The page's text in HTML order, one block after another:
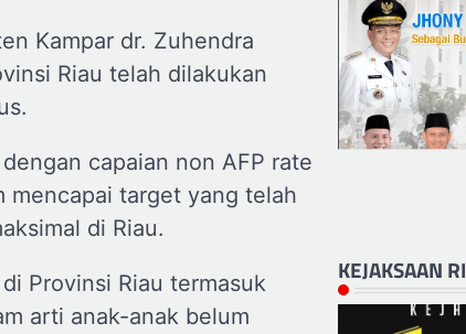
Kampar dr. Zuhendra
Riau telah dilakukan
capaian non AFP rate
mencapai target yang telah
di Riau.
Provinsi Riau termasuk
arti anak-anak belum
KEJAKSAAN RI